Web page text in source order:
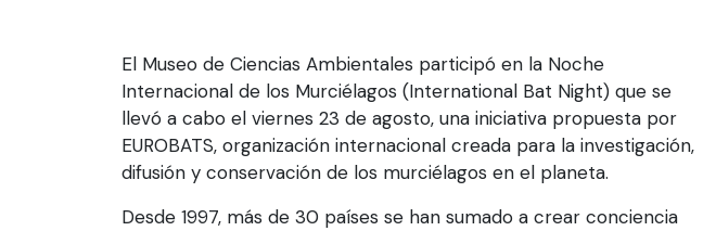
El Museo de Ciencias Ambientales participó en la Noche
Internacional de los Murciélagos (International Bat Night) que se
llevó a cabo el viernes 23 de agosto, una iniciativa propuesta por
EUROBATS, organización internacional creada para la investigación,
difusión y conservación de los murciélagos en el planeta.
Desde 1997, más de 30 países se han sumado a crear conciencia